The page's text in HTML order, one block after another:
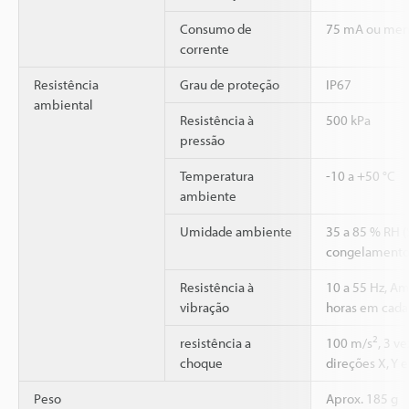
Consumo de
corrente
75 mA ou
Resistência
ambiental
Grau de proteção IP67
Resistência à
pressão
500 kPa
Temperatura
ambiente
-10 a +50 °C
Umidade ambiente
35 a 85 % RH
Resistência à
vibração
10 a 55 Hz,
horas em
resistência a
choque
100 m/s2, 3
direções X, Y
Peso Aprox. 185 g